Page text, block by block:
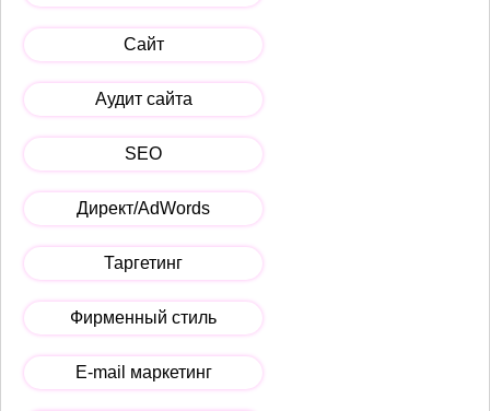
Сайт
Аудит сайта
SEO
Директ/AdWords
Таргетинг
Фирменный стиль
E-mail маркетинг